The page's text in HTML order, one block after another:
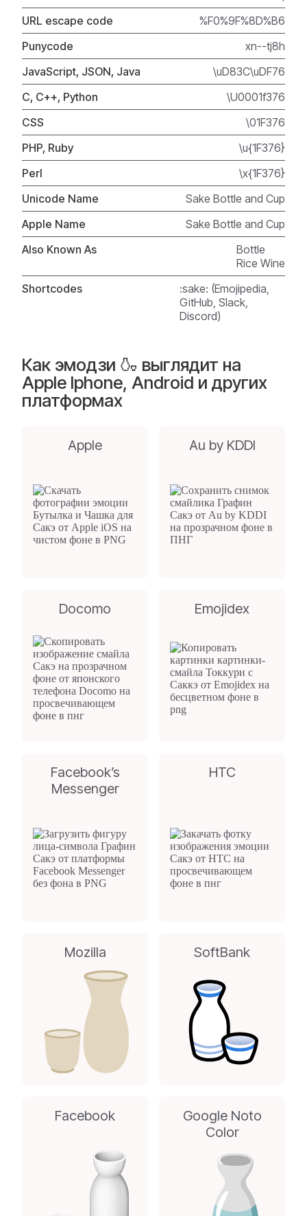
URL escape code
%F0%9F%8D%B6
Punycode
xn--tj8h
JavaScript, JSON, Java
\uD83C\uDF76
C, C++, Python
\U0001f376
CSS
\01F376
PHP, Ruby
\u{1F376}
Perl
\x{1F376}
Unicode Name
Sake Bottle and Cup
Apple Name
Sake Bottle and Cup
Also Known As
Bottle
Rice Wine
Shortcodes
:sake: (Emojipedia,
GitHub, Slack,
Discord)
Как эмодзи 🍶 выглядит на
Apple Iphone, Android и других
платформах
Apple Au by KDDI
Docomo Emojidex
Facebook’s
Messenger
HTC
Mozilla SoftBank
Facebook
Google Noto
Color